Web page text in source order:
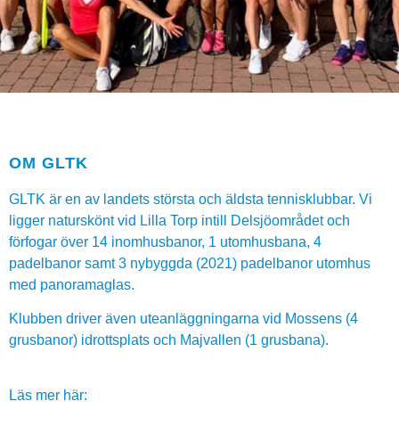
OM GLTK
GLTK är en av landets största och äldsta tennisklubbar. Vi
ligger naturskönt vid Lilla Torp intill Delsjöområdet och
förfogar över 14 inomhusbanor, 1 utomhusbana, 4
padelbanor samt 3 nybyggda (2021) padelbanor utomhus
med panoramaglas.
Klubben driver även uteanläggningarna vid Mossens (4
grusbanor) idrottsplats och Majvallen (1 grusbana).
Läs mer här: